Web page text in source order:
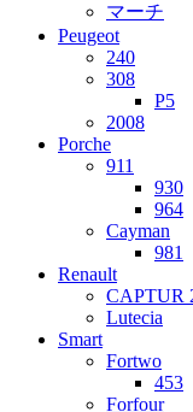
マーチ
Peugeot
240
308
P5
2008
Porche
911
930
964
Cayman
981
Renault
CAPTUR
Lutecia
Smart
Fortwo
453
Forfour